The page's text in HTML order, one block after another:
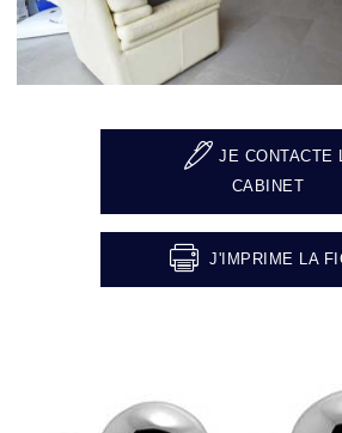
JE CONTACTE
CABINET
J'IMPRIME LA